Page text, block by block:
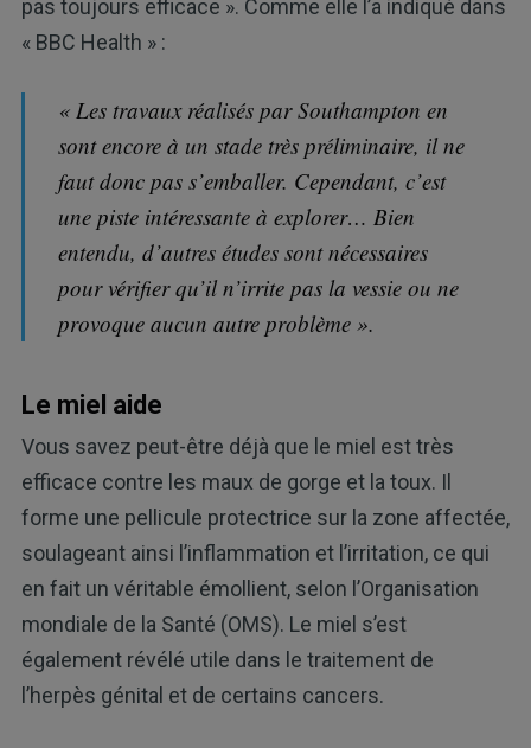
pas toujours efficace ». Comme elle l’a indiqué dans
« BBC Health » :
« Les travaux réalisés par Southampton en
sont encore à un stade très préliminaire, il ne
faut donc pas s’emballer. Cependant, c’est
une piste intéressante à explorer… Bien
entendu, d’autres études sont nécessaires
pour vérifier qu’il n’irrite pas la vessie ou ne
provoque aucun autre problème ».
Le miel aide
Vous savez peut-être déjà que le miel est très
efficace contre les maux de gorge et la toux. Il
forme une pellicule protectrice sur la zone affectée,
soulageant ainsi l’inflammation et l’irritation, ce qui
en fait un véritable émollient, selon l’Organisation
mondiale de la Santé (OMS). Le miel s’est
également révélé utile dans le traitement de
l’herpès génital et de certains cancers.